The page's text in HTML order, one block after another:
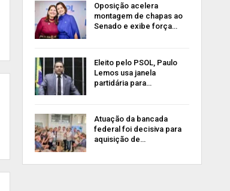
Oposição acelera
montagem de chapas ao
Senado e exibe força…
Eleito pelo PSOL, Paulo
Lemos usa janela
partidária para…
Atuação da bancada
federal foi decisiva para
aquisição de…